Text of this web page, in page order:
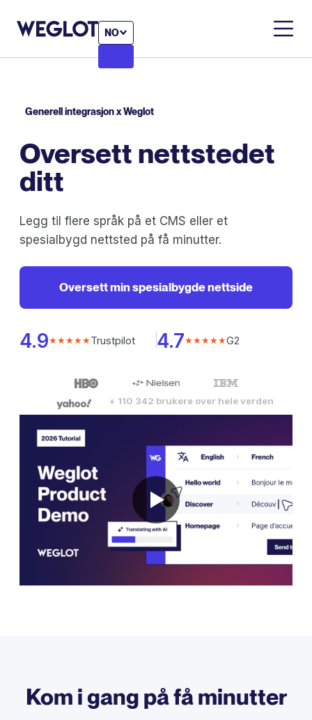
NO
Generell integrasjon x Weglot
Oversett nettstedet
ditt
Legg til flere språk på et CMS eller et
spesialbygd nettsted på få minutter.
Oversett min spesialbygde nettside
4.9★★★★★Trustpilot 4.7★★★★★G2
+ 110 342 brukere over hele verden
Kom i gang på få minutter